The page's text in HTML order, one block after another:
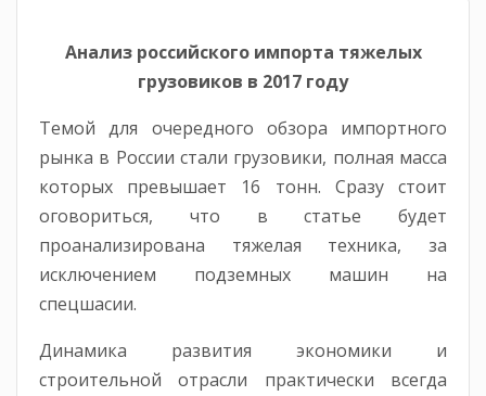
Анализ российского импорта тяжелых
грузовиков в 2017 году
Темой для очередного обзора импортного
рынка в России стали грузовики, полная масса
которых превышает 16 тонн. Сразу стоит
оговориться, что в статье будет
проанализирована тяжелая техника, за
исключением подземных машин на
спецшасии.
Динамика развития экономики и
строительной отрасли практически всегда